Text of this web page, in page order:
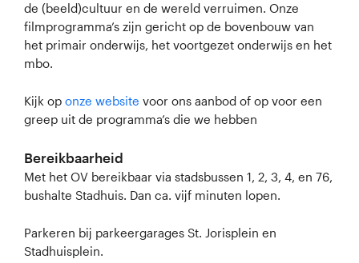
de (beeld)cultuur en de wereld verruimen. Onze
filmprogramma’s zijn gericht op de bovenbouw van
het primair onderwijs, het voortgezet onderwijs en het
mbo.
Kijk op onze website voor ons aanbod of op voor een
greep uit de programma’s die we hebben
Bereikbaarheid
Met het OV bereikbaar via stadsbussen 1, 2, 3, 4, en 76,
bushalte Stadhuis. Dan ca. vijf minuten lopen.
Parkeren bij parkeergarages St. Jorisplein en
Stadhuisplein.